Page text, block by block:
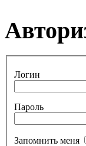
Логин
Пароль
Запомнить меня